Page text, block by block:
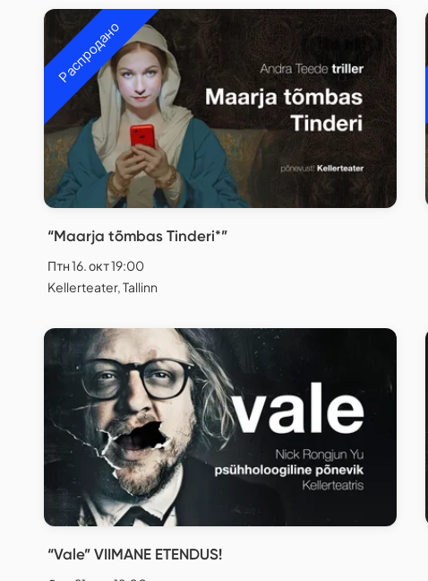
Распродано
“Maarja tõmbas Tinderi*”
Птн 16. окт 19:00
Kellerteater, Tallinn
“Vale” VIIMANE ETENDUS!